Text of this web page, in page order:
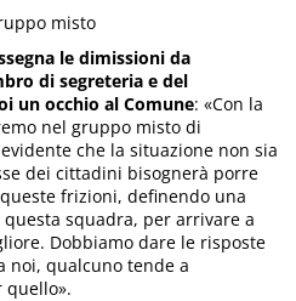
misto
le dimissioni da
di segreteria e del
un occhio al Comune: «Con la
nel gruppo misto di
che la situazione non sia
dei cittadini bisognerà porre
frizioni, definendo una
squadra, per arrivare a
Dobbiamo dare le risposte
noi, qualcuno tende a
quello».